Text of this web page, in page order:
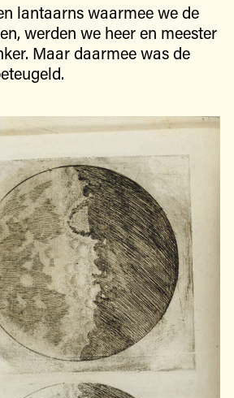
lantaarns waarmee we de
werden we heer en meester
Maar daarmee was de